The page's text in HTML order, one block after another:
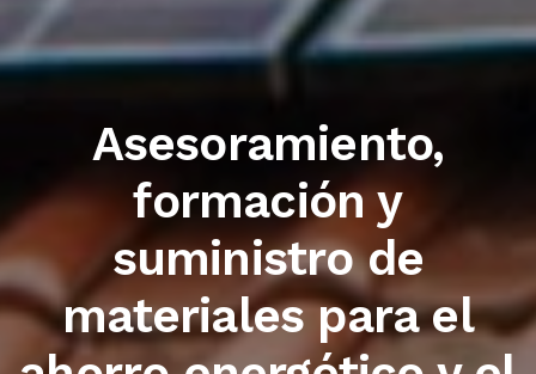
Trabajamos con las
primeras marcas del
sector